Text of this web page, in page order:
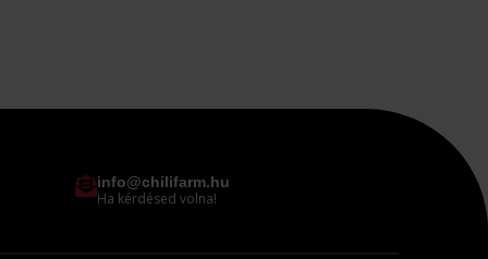
info@chilifarm.hu
Ha kérdésed volna!